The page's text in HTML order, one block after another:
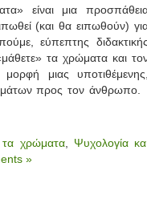
είναι μια
(και θα ειπωθούν)
εύπεπτης
τα χρώματα και
μιας
προς τον
τα χρώματα, Ψυχολογία
»